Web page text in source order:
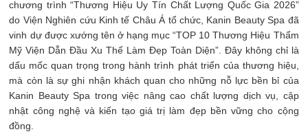
chương trình “Thương Hiệu Uy Tín Chất Lượng Quốc Gia 2026”
do Viện Nghiên cứu Kinh tế Châu Á tổ chức, Kanin Beauty Spa đã
vinh dự được xướng tên ở hạng mục “TOP 10 Thương Hiệu Thẩm
Mỹ Viện Dẫn Đầu Xu Thế Làm Đẹp Toàn Diện”. Đây không chỉ là
dấu mốc quan trọng trong hành trình phát triển của thương hiệu,
mà còn là sự ghi nhận khách quan cho những nỗ lực bền bỉ của
Kanin Beauty Spa trong việc nâng cao chất lượng dịch vụ, cập
nhật công nghệ và kiến tạo giá trị làm đẹp bền vững cho cộng
đồng.